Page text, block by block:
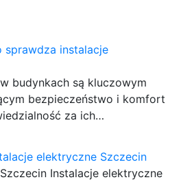
sprawdza instalacje
budynkach są kluczowym
bezpieczeństwo i komfort
za ich…
elektryczne Szczecin
Instalacje elektryczne